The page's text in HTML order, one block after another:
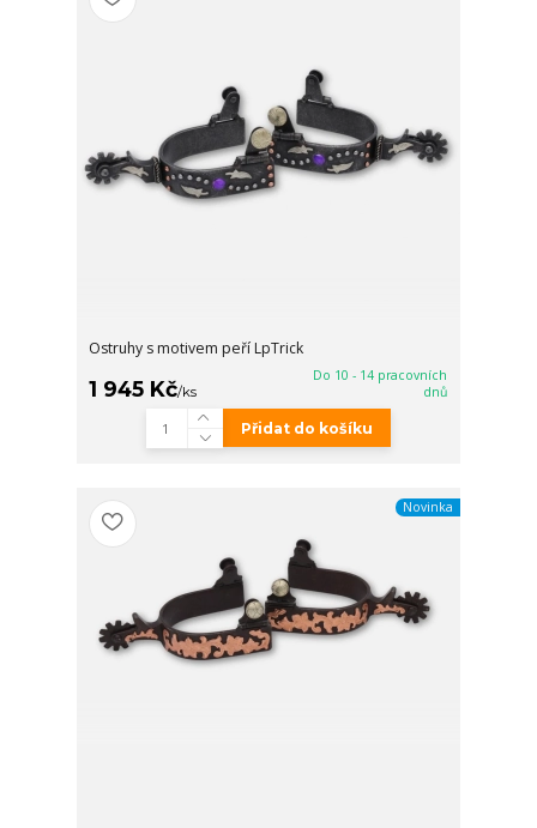
Ostruhy s motivem peří LpTrick
1 945 Kč/ks
Do 10 - 14 pracovních
dnů
Přidat do košíku
Novinka